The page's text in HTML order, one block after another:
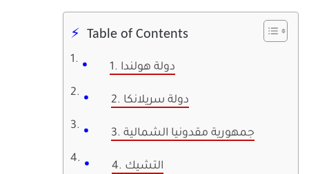
Table of Contents
1. دولة هولندا
2. دولة سريلانكا
3. جمهورية مقدونيا الشمالية
4. التشيك